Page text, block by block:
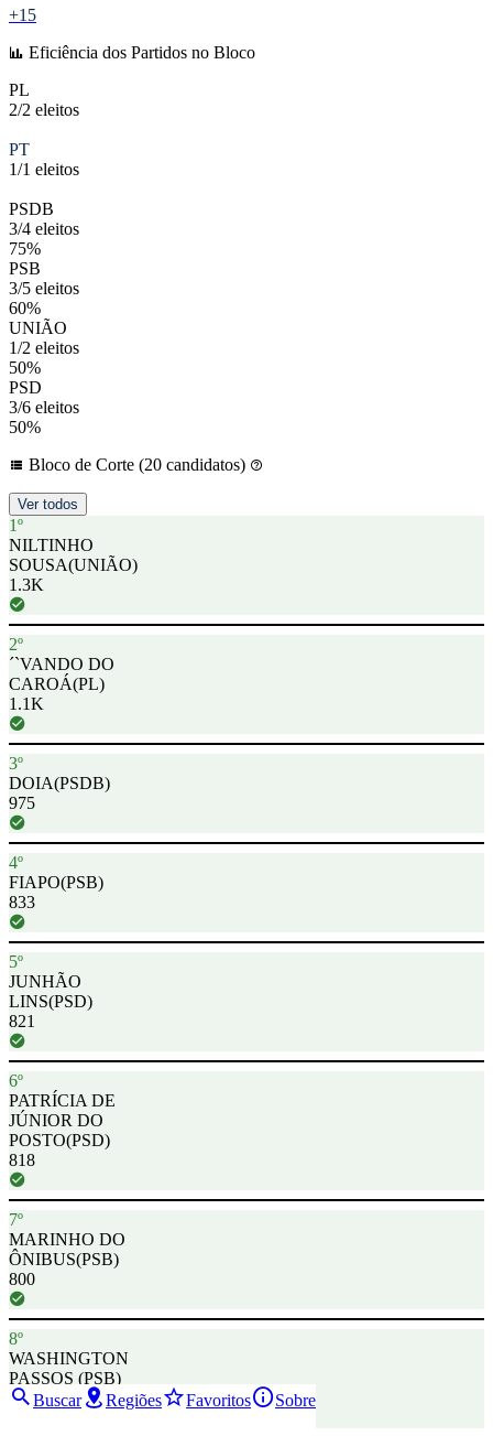
+15
Eficiência dos Partidos no Bloco
PL
2/2 eleitos
PT
1/1 eleitos
PSDB
3/4 eleitos
75%
PSB
3/5 eleitos
60%
UNIÃO
1/2 eleitos
50%
PSD
3/6 eleitos
50%
Bloco de Corte (20 candidatos)
Ver todos
1º
NILTINHO
SOUSA(UNIÃO)
1.3K
2º
´`VANDO DO
CAROÁ(PL)
1.1K
3º
DOIA(PSDB)
975
4º
FIAPO(PSB)
833
5º
JUNHÃO
LINS(PSD)
821
6º
PATRÍCIA DE
JÚNIOR DO
POSTO(PSD)
818
7º
MARINHO DO
ÔNIBUS(PSB)
800
8º
WASHINGTON
PASSOS (PSB)
725Buscar Regiões Favoritos Sobre